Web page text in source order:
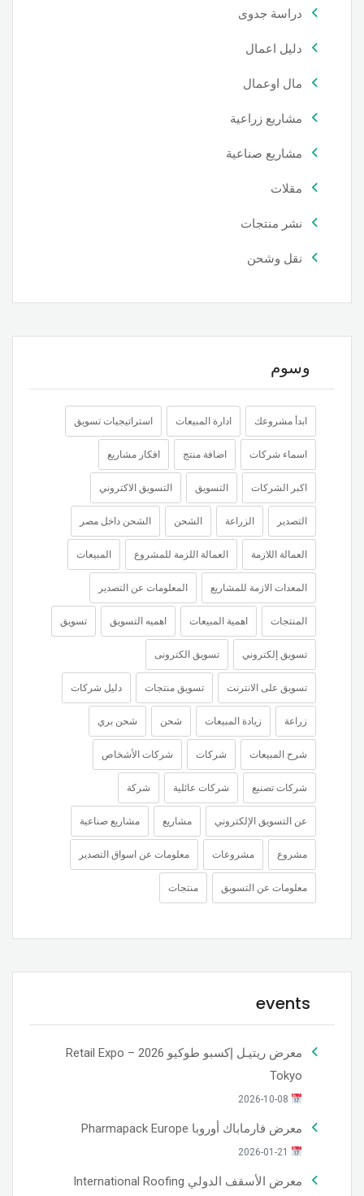
دراسة جدوى
دليل اعمال
مال اوعمال
مشاريع زراعية
مشاريع صناعية
مقلات
نشر منتجات
نقل وشحن
وسوم
ابدأ مشروعك ادارة المبيعات استراتيجيات تسويق
اسماء شركات اضافة منتج افكار مشاريع
اكبر الشركات التسويق التسويق الاكتروني
التصدير الزراعة الشحن الشحن داخل مصر
العمالة اللازمة العمالة اللزمة للمشروع المبيعات
المعدات الازمة للمشاريع المعلومات عن التصدير
المنتجات اهمية المبيعات اهميه التسويق تسويق
تسويق إلكتروني تسويق الكترونى
تسويق على الانترنت تسويق منتجات دليل شركات
زراعة زيادة المبيعات شحن شحن بري
شرح المبيعات شركات شركات الأشخاص
شركات تصنيع شركات عائلية شركة
عن التسويق الإلكتروني مشاريع مشاريع صناعية
مشروع مشروعات معلومات عن اسواق التصدير
معلومات عن التسويق منتجات
events
معرض ريتيـل إكسبو طوكيو 2026 – Retail Expo
Tokyo
معرض فارماباك أوروبا Pharmapack Europe
معرض الأسقف الدولي International Roofing